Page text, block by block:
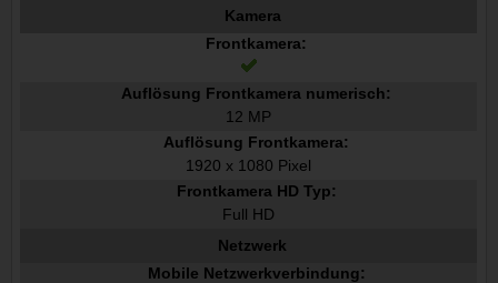
Kamera
Frontkamera:
Auflösung Frontkamera numerisch:
12 MP
Auflösung Frontkamera:
1920 x 1080 Pixel
Frontkamera HD Typ:
Full HD
Netzwerk
Mobile Netzwerkverbindung: